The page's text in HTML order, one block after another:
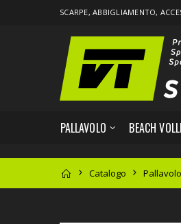
SCARPE, ABBIGLIAMENTO,
PALLAVOLO BEACH
Catalogo Pallavolo